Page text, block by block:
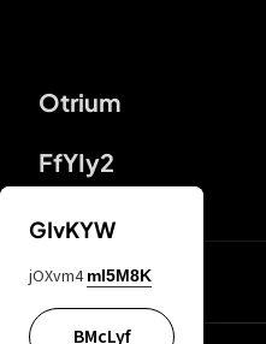
Otrium
FfYIy2
DDcvSo
GIvKYW
jOXvm4 mI5M8K
BMcLyf